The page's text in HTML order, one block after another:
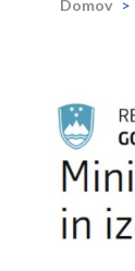
Domov >